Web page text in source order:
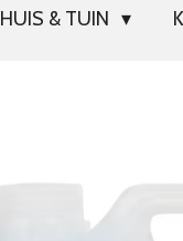
HUIS & TUIN